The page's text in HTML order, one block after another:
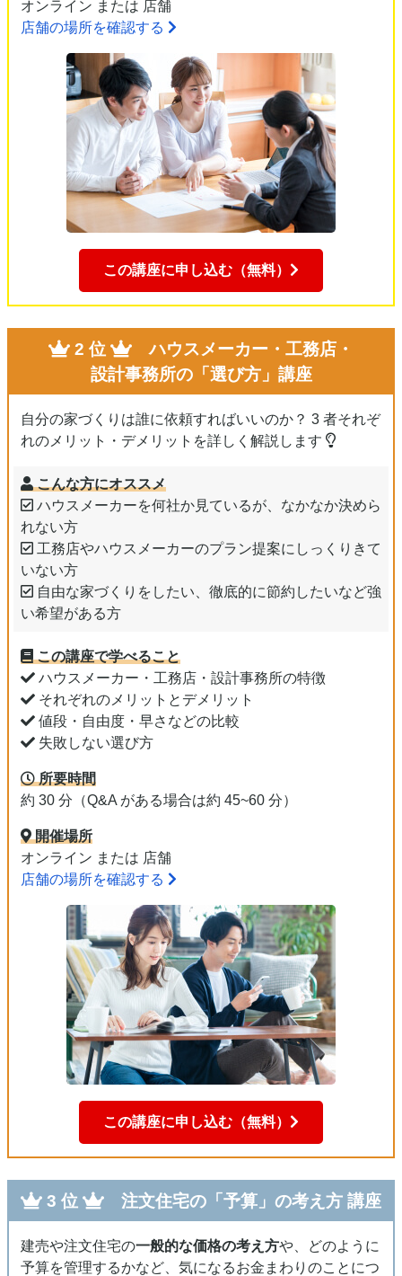
オンライン または 店舗
店舗の場所を確認する
この講座に申し込む（無料）
2 位
ハウスメーカー・工務店・
設計事務所の「選び方」講座
自分の家づくりは誰に依頼すればいいのか？ 3 者それぞ
れのメリット・デメリットを詳しく解説します
こんな方にオススメ
ハウスメーカーを何社か見ているが、なかなか決めら
れない方
工務店やハウスメーカーのプラン提案にしっくりきて
いない方
自由な家づくりをしたい、徹底的に節約したいなど強
い希望がある方
この講座で学べること
ハウスメーカー・工務店・設計事務所の特徴
それぞれのメリットとデメリット
値段・自由度・早さなどの比較
失敗しない選び方
所要時間
約 30 分（Q&A がある場合は約 45~60 分）
開催場所
オンライン または 店舗
店舗の場所を確認する
この講座に申し込む（無料）
3 位 注文住宅の「予算」の考え方 講座
建売や注文住宅の一般的な価格の考え方や、どのように
予算を管理するかなど、気になるお金まわりのことにつ